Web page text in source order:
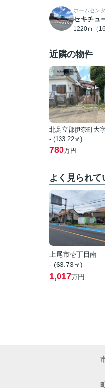
ホームセン
セキチュ
1220ｍ（16
近隣の物件
北足立郡伊奈町大
- (133.22㎡)
780万円
よく見られて
上尾市壱丁目南
- (63.73㎡)
1,017万円